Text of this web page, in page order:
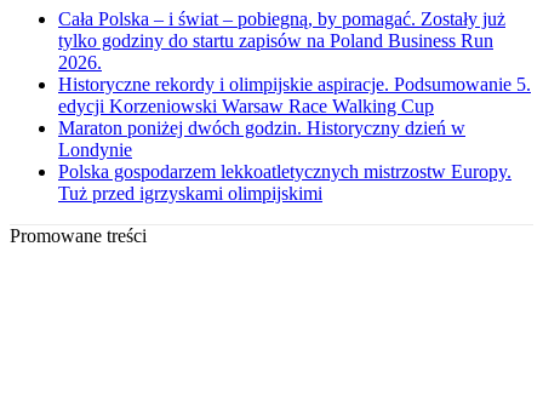
Cała Polska – i świat – pobiegną, by pomagać. Zostały już
tylko godziny do startu zapisów na Poland Business Run
2026.
Historyczne rekordy i olimpijskie aspiracje. Podsumowanie 5.
edycji Korzeniowski Warsaw Race Walking Cup
Maraton poniżej dwóch godzin. Historyczny dzień w
Londynie
Polska gospodarzem lekkoatletycznych mistrzostw Europy.
Tuż przed igrzyskami olimpijskimi
Promowane treści